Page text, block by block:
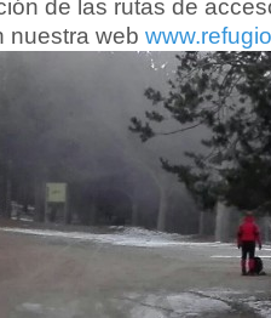
de las rutas de
nuestra web